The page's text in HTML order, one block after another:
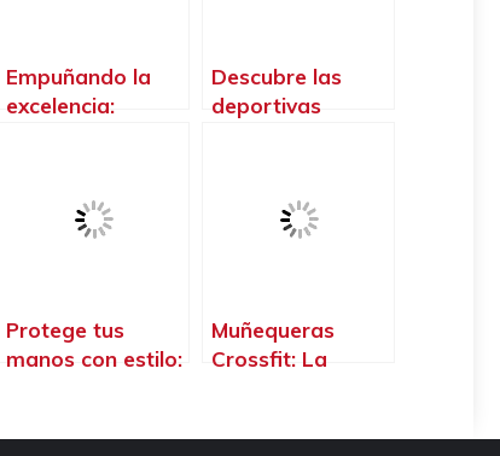
Empuñando la
excelencia:
Descubre las
deportivas
para mujeres,
Protege tus
manos con estilo:
para mujeres en
Muñequeras
Crossfit: La
elevar tu